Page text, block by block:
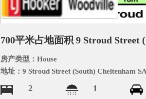
700平米占地面积 9 Stroud Street
房产类型：House
地址：9 Stroud Street (South) Cheltenham
2 1